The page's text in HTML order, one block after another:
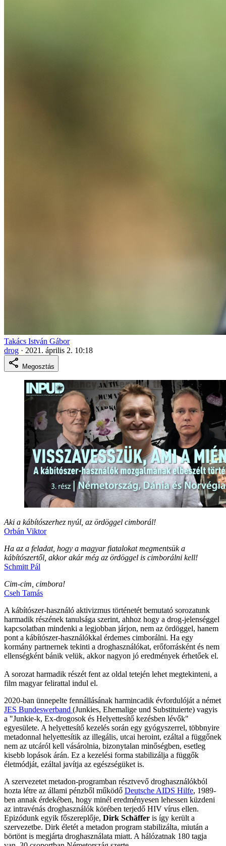
Takács István Gábor
drog · 2021. április 2. 10:18
Megosztás
Aki a kábítószerhez nyúl, az ördöggel cimborál!
Orbán Viktor
Ha az a feladat, hogy a magyar fiatalokat megmentsük a
kábítószertől, akkor akár még az ördöggel is cimborálni kell!
Schmitt Pál
Cim-cim, cimbora!
Cseh Tamás
A kábítószer-használó aktivizmus történetét bemutató sorozatunk
harmadik részének tanulsága szerint, ahhoz hogy a drog-jelenséggel
kapcsolatban mindenki a legjobban járjon, nem az ördöggel, hanem
pont a kábítószer-használókkal érdemes cimborálni. Ha egy
kormány partnernek tekinti a droghasználókat, erőforrásként és nem
ellenségként bánik velük, akkor nagyon jó eredmények érhetőek el.
A sorozat harmadik részét fent az oldal tetején lehet megtekinteni, a
film magyar felirattal indul el.
2020-ban ünnepelte fennállásának harmincadik évfordulóját a német
JES Bundeswerband (Junkies, Ehemalige und Substituierte) vagyis
a "Junkie-k, Ex-drogosok és Helyettesítő kezésben lévők"
egyesülete. A helyettesítő kezelés során egy gyógyszerrel, többnyire
metadonnal helyettesítik az illegális, utcai heroint, ezáltal a függőnek
nem az utcáról kell vásárolnia, bizonytalan minőségben, esetleg
kisebb lopások árán. Ez a kezelési forma stabilizálja a függők
életmódját, ezáltal javítja az egészségüket is.
A szervezetet metadon-programban résztvevő droghasználókból
hozta létre az állami pénzből működő Deutsche AIDS Hilfe, 1989-
ben annak érdekében, hogy minél eredményesen lehessen küzdeni
az intravénás droghasználók körében terjedő HIV vírus ellen.
Epizódunk egyik főszereplője, Dirk Schäffer is így került a
szervezetbe. Dirk életét a metadon program stabilizálta, miután a
börtönt is megjárta droghasználata miatt. A hálózatnak 180 tagja